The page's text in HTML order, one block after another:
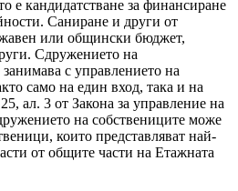
е кандидатстване за финансиране
Саниране и други от
или общински бюджет,
Сдружението на
с управлението на
само на един вход, така и на
ал. 3 от Закона за управление на
на собствениците може
които представляват най-
от общите части на Етажната